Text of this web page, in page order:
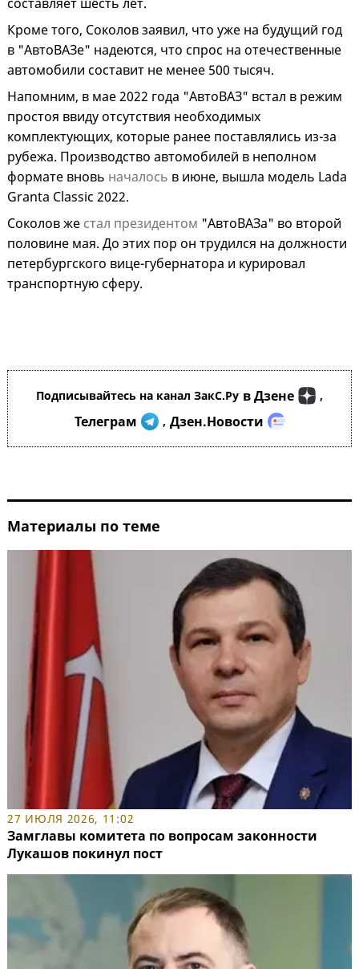
Кроме того, Соколов заявил, что уже на будущий год
в "АвтоВАЗе" надеются, что спрос на отечественные
автомобили составит не менее 500 тысяч.
Напомним, в мае 2022 года "АвтоВАЗ" встал в режим
простоя ввиду отсутствия необходимых
комплектующих, которые ранее поставлялись из-за
рубежа. Производство автомобилей в неполном
формате вновь началось в июне, вышла модель Lada
Granta Classic 2022.
Соколов же стал президентом "АвтоВАЗа" во второй
половине мая. До этих пор он трудился на должности
петербургского вице-губернатора и курировал
транспортную сферу.
Подписывайтесь на канал ЗакС.Ру в Дзене ,
Телеграм , Дзен.Новости
Материалы по теме
27 ИЮЛЯ 2026, 11:02
Замглавы комитета по вопросам законности
Лукашов покинул пост